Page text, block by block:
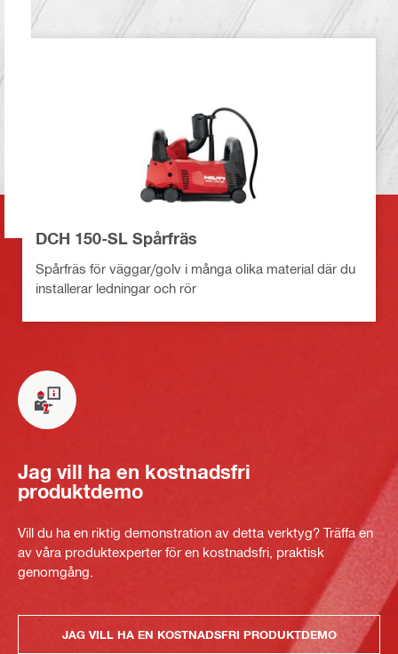
DCH 150-SL Spårfräs
Spårfräs för väggar/golv i många olika material där du
installerar ledningar och rör
Jag vill ha en kostnadsfri
produktdemo
Vill du ha en riktig demonstration av detta verktyg? Träffa en
av våra produktexperter för en kostnadsfri, praktisk
genomgång.
JAG VILL HA EN KOSTNADSFRI PRODUKTDEMO